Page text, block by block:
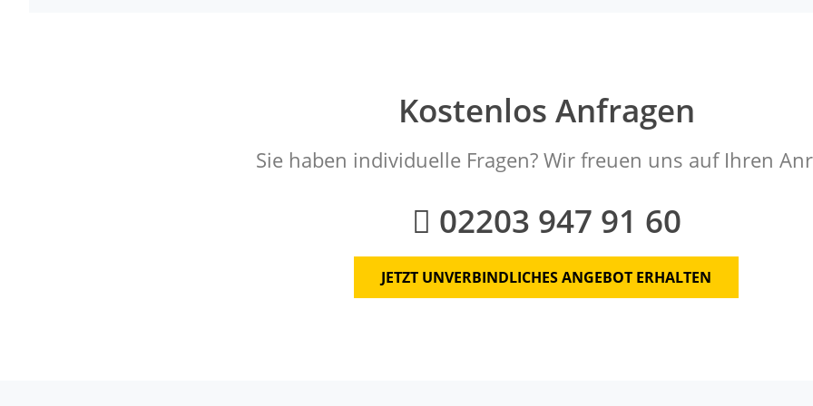
Kostenlos Anfragen
Sie haben individuelle Fragen? Wir freuen uns auf Ihren
02203 947 91 60
JETZT UNVERBINDLICHES ANGEBOT ERHALTEN